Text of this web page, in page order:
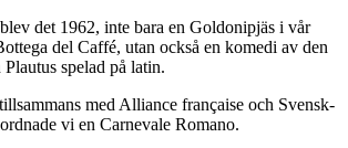
det 1962, inte bara en Goldonipjäs i vår
del Caffé, utan också en komedi av den
spelad på latin.
med Alliance française och Svensk-
vi en Carnevale Romano.